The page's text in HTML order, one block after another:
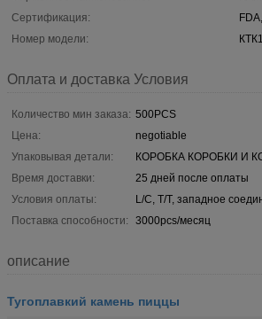
Сертификация:
Номер модели:
Оплата и доставка Условия
Количество мин заказа: 500PCS
Цена:
negotiable
Упаковывая детали:
КОРОБКА КОРОБКИ И
Время доставки:
25 дней после оплаты
Условия оплаты:
L/C, T/T, западное
Поставка способности:
3000pcs/месяц
описание
Тугоплавкий камень пиццы